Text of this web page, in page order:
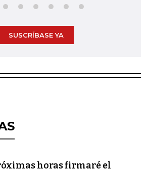
SUSCRÍBASE YA
horas firmaré el